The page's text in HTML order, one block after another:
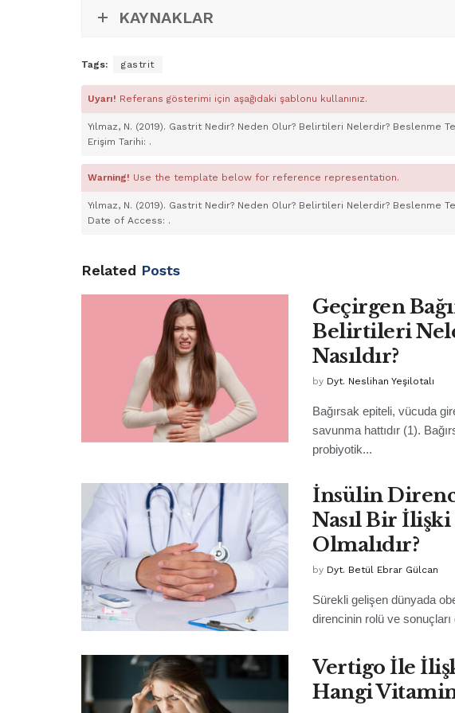
KAYNAKLAR
Tags: gastrit
Uyarı! Referans gösterimi için aşağıdaki şablonu kullanınız.
Yılmaz, N. (2019). Gastrit Nedir? Neden Olur? Belirtileri Nelerdir? Beslenme
Erişim Tarihi: .
Warning! Use the template below for reference representation.
Yılmaz, N. (2019). Gastrit Nedir? Neden Olur? Belirtileri Nelerdir? Beslenme
Date of Access: .
Related Posts
Geçirgen
Belirtileri
Nasıldır?
by Dyt. Neslihan Yeşilotalı
Bağırsak epiteli, vücuda
savunma hattıdır (1).
probiyotik...
İnsülin
Nasıl Bir İlişki
Olmalıdır?
by Dyt. Betül Ebrar Gülcan
Sürekli gelişen dünyada
direncinin rolü ve sonuçları
Vertigo İle
Hangi